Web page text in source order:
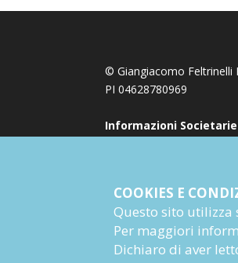
© Giangiacomo Feltrinelli
PI 04628780969
Informazioni Societarie
COOKIES E
Questo sito utilizza
Per maggiori
Dichiaro di aver